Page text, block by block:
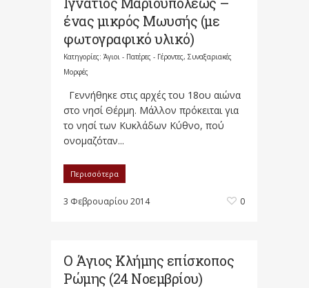
ένας μικρός Μωυσής (με
φωτογραφικό υλικό)
Κατηγορίες: Άγιοι - Πατέρες - Γέροντες, Συναξαριακές
Μορφές
Γεννήθηκε στις αρχές του 18ου αιώνα
στο νησί Θέρμη. Μάλλον πρόκειται για
το νησί των Κυκλάδων Κύθνο, πού
ονομαζόταν...
Περισσότερα
3 Φεβρουαρίου 2014 0
Ο Άγιος Κλήμης επίσκοπος
Ρώμης (24 Νοεμβρίου)